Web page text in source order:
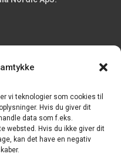
vi teknologier som cookies til
Hvis du giver dit
data som f.eks.
websted. Hvis du ikke giver dit
kan det have en negativ